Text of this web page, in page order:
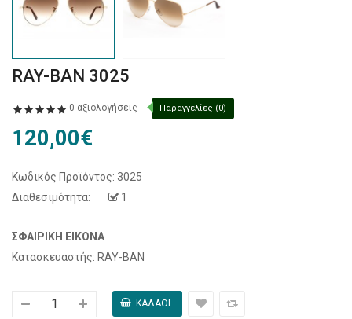
RAY-BAN 3025
0 αξιολογήσεις Παραγγελίες (0)
120,00€
Κωδικός Προϊόντος: 3025
Διαθεσιμότητα:
1
ΣΦΑΙΡΙΚΉ ΕΙΚΌΝΑ
Κατασκευαστής: RAY-BAN